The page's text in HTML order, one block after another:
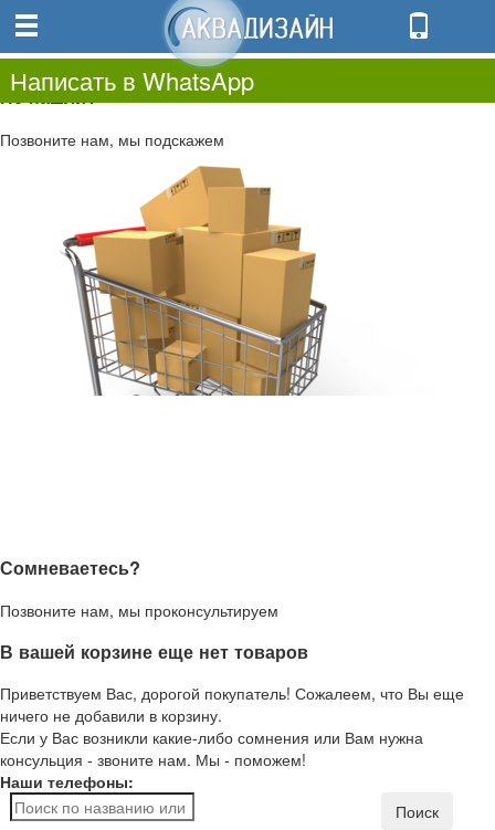
0.00
0
Не нашли?
Позвоните нам, мы подскажем
Сомневаетесь?
Позвоните нам, мы проконсультируем
В вашей корзине еще нет товаров
Приветствуем Вас, дорогой покупатель! Сожалеем, что Вы еще
ничего не добавили в корзину.
Если у Вас возникли какие-либо сомнения или Вам нужна
консульция - звоните нам. Мы - поможем!
Наши телефоны:
Написать в WhatsApp
Поиск